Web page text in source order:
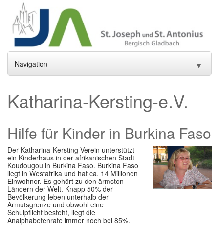
Navigation ▼
Aktuelles
Gottesdienste und Sakramente
Pfarrei ▼
Gremien ▼
Gemeindeleben ▼
Einrichtungen
Katharina-Kersting-e.V.
Hilfe für Kinder in Burkina Faso
Der Katharina-Kersting-Verein unterstützt
ein Kinderhaus in der afrikanischen Stadt
Koudougou in Burkina Faso. Burkina Faso
liegt in Westafrika und hat ca. 14 Millionen
Einwohner. Es gehört zu den ärmsten
Ländern der Welt. Knapp 50% der
Bevölkerung leben unterhalb der
Armutsgrenze und obwohl eine
Schulpflicht besteht, liegt die
Analphabetenrate immer noch bei 85%.